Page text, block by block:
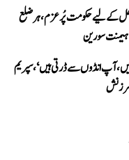
کے لیے حکومت پُرعزم، ہر ضلع
سورین
آپ انڈوں سے ڈرتی ہیں‘، سپریم